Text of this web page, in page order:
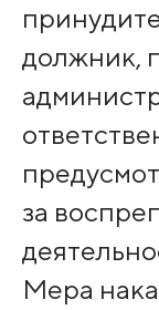
должник,
за
Мера